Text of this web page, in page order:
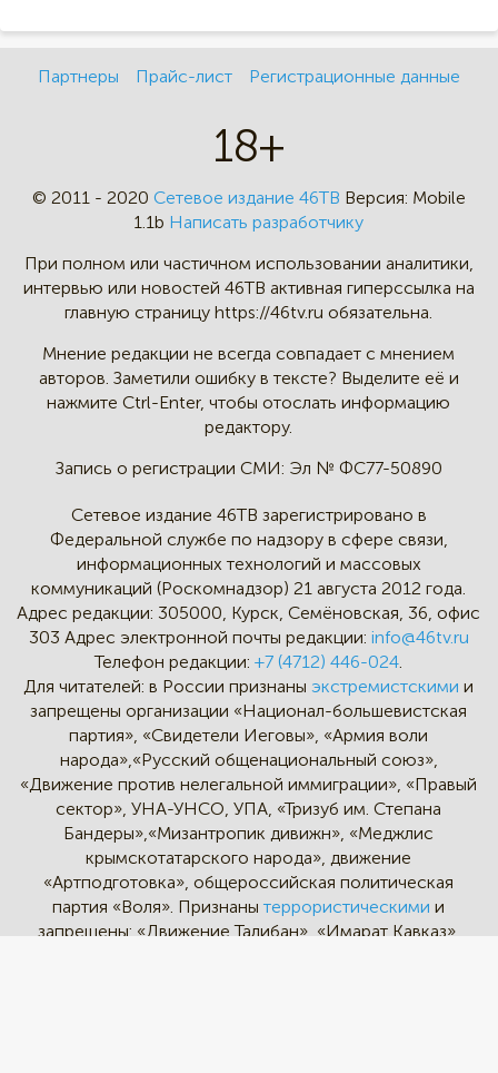
Партнеры Прайс-лист Регистрационные данные
18+
© 2011 - 2020 Сетевое издание 46ТВ Версия: Mobile
1.1b Написать разработчику
При полном или частичном использовании аналитики,
интервью или новостей 46TB активная гиперссылка на
главную страницу https://46tv.ru обязательна.
Мнение редакции не всегда совпадает с мнением
авторов. Заметили ошибку в тексте? Выделите её и
нажмите Ctrl-Enter, чтобы отослать информацию
редактору.
Запись о регистрации СМИ: Эл № ФС77-50890
Сетевое издание 46ТВ зарегистрировано в
Федеральной службе по надзору в сфере связи,
информационных технологий и массовых
коммуникаций (Роскомнадзор) 21 августа 2012 года.
Адрес редакции: 305000, Курск, Семёновская, 36, офис
303 Адрес электронной почты редакции: info@46tv.ru
Телефон редакции: +7 (4712) 446-024
Для читателей: в России признаныэкстремистскими и
запрещены организации «Национал-большевистская
партия», «Свидетели Иеговы», «Армия воли
народа»,«Русский общенациональный союз»,
«Движение против нелегальной иммиграции», «Правый
сектор», УНА-УНСО, УПА, «Тризуб им. Степана
Бандеры»,«Мизантропик дивижн», «Меджлис
крымскотатарского народа», движение
«Артподготовка», общероссийская политическая
партия «Воля». Признанытеррористическими и
запрещены: «Движение Талибан», «Имарат Кавказ»,